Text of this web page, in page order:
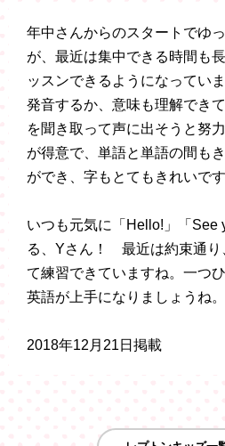
年中さんからのスタートでゆ
が、最近は集中できる時間も
ッスンできるようになってい
発音するか、意味も理解でき
を聞き取って声に出そうと努
が得意で、単語と単語の間も
ができ、字もとてもきれいです
いつも元気に「Hello!」「See
る、Yさん！ 最近は約束通り
て練習できていますね。一つ
英語が上手になりましょうね。
2018年12月21日掲載